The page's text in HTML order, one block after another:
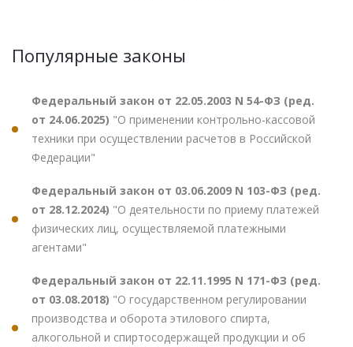
Популярные законы
Федеральный закон от 22.05.2003 N 54-ФЗ (ред.
от 24.06.2025) "О применении контрольно-кассовой
техники при осуществлении расчетов в Российской
Федерации"
Федеральный закон от 03.06.2009 N 103-ФЗ (ред.
от 28.12.2024) "О деятельности по приему платежей
физических лиц, осуществляемой платежными
агентами"
Федеральный закон от 22.11.1995 N 171-ФЗ (ред.
от 03.08.2018) "О государственном регулировании
производства и оборота этилового спирта,
алкогольной и спиртосодержащей продукции и об